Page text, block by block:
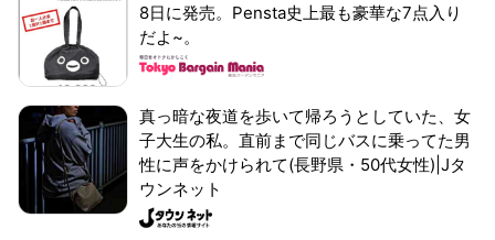
8日に発売。Pensta史上最も豪華な7点入り
だよ~。
真っ暗な夜道を歩いて帰ろうとしていた、女
子大生の私。直前まで同じバスに乗ってた男
性に声をかけられて(長野県・50代女性)|Jタ
ウンネット